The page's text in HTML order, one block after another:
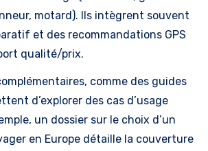
motard). Ils intègrent souvent
et des recommandations GPS
qualité/prix.
comme des guides
d’explorer des cas d’usage
un dossier sur le choix d’un
en Europe détaille la couverture